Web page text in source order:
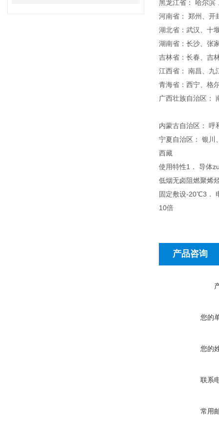
黑龙江省： 哈尔滨
河南省： 郑州、开
湖北省：武汉、十
湖南省：长沙、张
吉林省：长春、吉
江西省： 南昌、九
青海省：西宁、格
广西壮族自治区：
内蒙古自治区： 呼
宁夏自治区： 银川
西藏
使用特性1． 导体
低烟无卤阻燃聚烯
固定敷设-20℃3．
10倍
产品咨询
您的
您的
联系
常用